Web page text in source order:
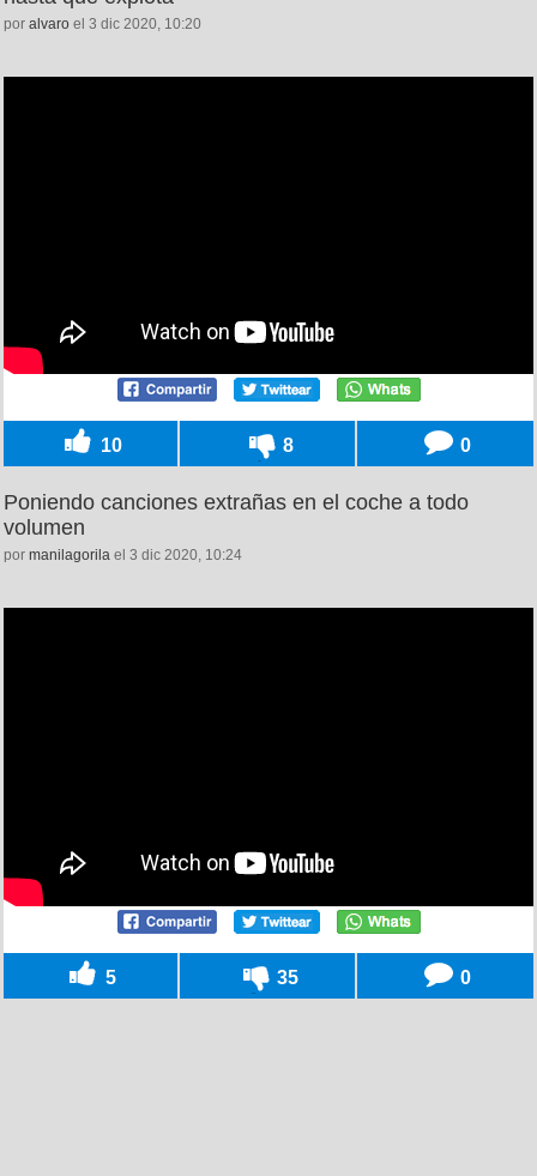
por alvaro el 3 dic 2020, 10:20
10 8 0
Poniendo canciones extrañas en el coche a todo
volumen
por manilagorila el 3 dic 2020, 10:24
5 35 0